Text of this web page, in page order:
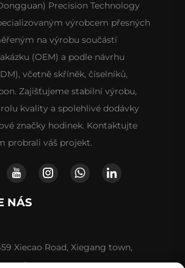
Precision Technology
výrobcem přesných
na výrobu součástí
(OEM) a podle návrhu
včetně skříněk, číselníků,
Zajišťujeme stabilní výrobu,
kvality a spolehlivé dodávky
značky hodinek. Kontaktujte
probrali váš projekt.
NÁS
Xiecao Road, Xiegang town,
tung